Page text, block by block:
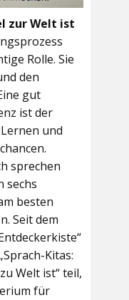
zur Welt ist
Rolle. Sie
den
gut
ist der
und
sprechen
sechs
besten
Seit dem
Kitas:
Welt ist“ teil,
für